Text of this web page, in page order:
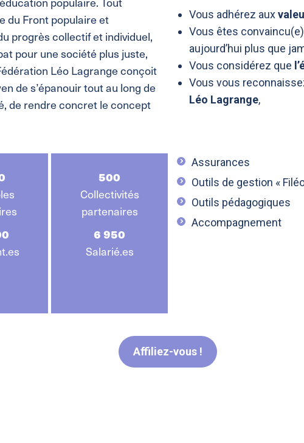
du Front populaire et
progrès collectif et individuel,
pour une société plus juste,
Léo Lagrange conçoit
de s’épanouir tout au long de
de rendre concret le concept
500
Collectivités
partenaires
6 950
Salarié.es
Vous adhérez aux
Vous êtes
aujourd’hui plus que
Vous considérez que
Vous vous
Léo Lagrange,
Assurances
Outils de gestion «
Outils pédagogiques
Accompagnement
Affiliez-vous !